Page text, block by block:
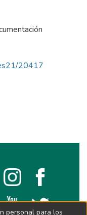
20417
personal para los